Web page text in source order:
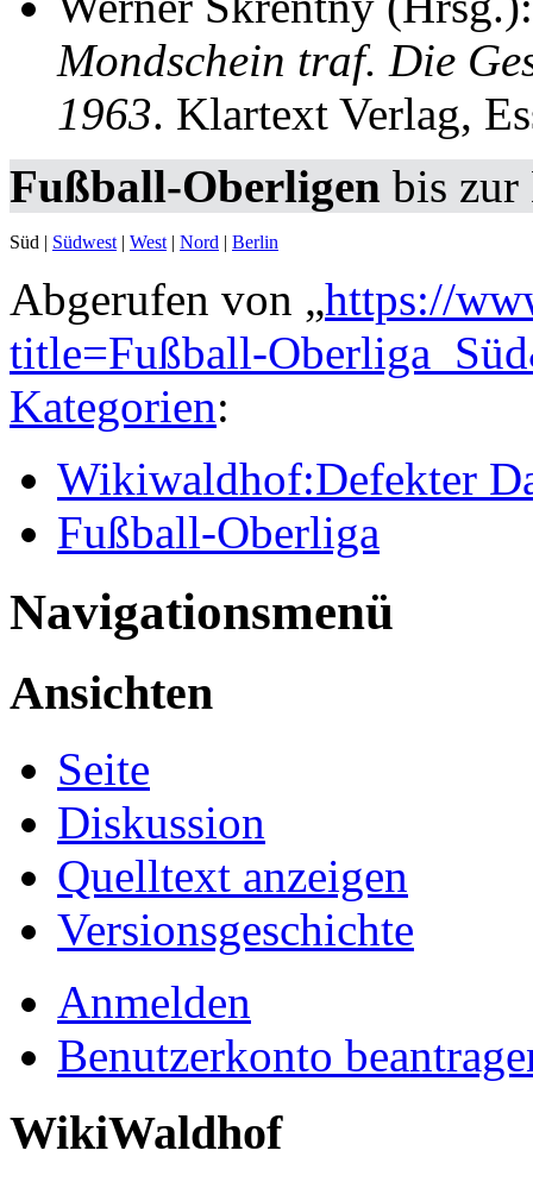
Mondschein traf. Die
1963. Klartext Verlag,
Fußball-Oberligen bis zur
Süd | Südwest | West | Nord | Berlin
Abgerufen von „https://
title=Fußball-
Kategorien:
Wikiwaldhof:Defekter
Fußball-Oberliga
Navigationsmenü
Ansichten
Seite
Diskussion
Quelltext anzeigen
Versionsgeschichte
Anmelden
Benutzerkonto
WikiWaldhof